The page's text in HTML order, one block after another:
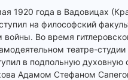
1920 года в Вадовицах
на философский
Во время
театре-
в подпольную
Адамом Стефаном